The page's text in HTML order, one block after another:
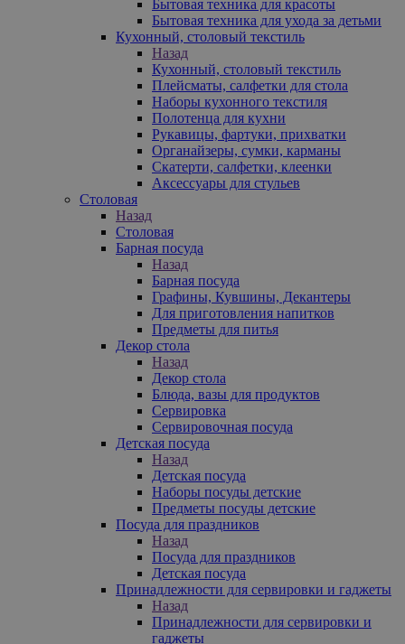
Бытовая техника для красоты
Бытовая техника для ухода за детьми
Кухонный, столовый текстиль
Назад
Кухонный, столовый текстиль
Плейсматы, салфетки для стола
Наборы кухонного текстиля
Полотенца для кухни
Рукавицы, фартуки, прихватки
Органайзеры, сумки, карманы
Скатерти, салфетки, клеенки
Аксессуары для стульев
Столовая
Назад
Столовая
Барная посуда
Назад
Барная посуда
Графины, Кувшины, Декантеры
Для приготовления напитков
Предметы для питья
Декор стола
Назад
Декор стола
Блюда, вазы для продуктов
Сервировка
Сервировочная посуда
Детская посуда
Назад
Детская посуда
Наборы посуды детские
Предметы посуды детские
Посуда для праздников
Назад
Посуда для праздников
Детская посуда
Принадлежности для сервировки и гаджеты
Назад
Принадлежности для сервировки и
гаджеты